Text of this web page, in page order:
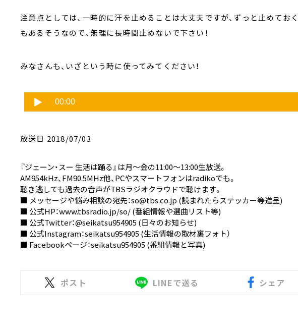
注意点としては、一時的に汗を止めることは大丈夫ですが、ずっと止めてお
もあるそうなので、無理に長時間止めないで下さい！
みなさんも、いざという時に使ってみてください！
放送日 2018/07/03
『ジェーン・スー 生活は踊る』は月～金の11:00～13:00生放送。
AM954kHz、FM90.5MHz他、PCやスマートフォンはradikoでも。
聴き逃しても過去の音声がTBSラジオクラウドで聴けます。
■ メッセージや悩み相談の宛先：so@tbs.co.jp (読まれたらステッカー等進呈)
■ 公式HP：www.tbsradio.jp/so/(番組情報や選曲リスト等)
■ 公式Twitter：@seikatsu954905 (日々のお知らせ)
■ 公式Instagram：seikatsu954905 (生活情報の取材裏フォト）
■ Facebookページ：seikatsu954905 (番組情報と写真)
ポスト LINEで送る シェア